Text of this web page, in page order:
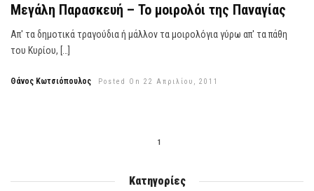
Μεγάλη Παρασκευή – Το μοιρολόι της Παναγίας
Απ' τα δημοτικά τραγούδια ή μάλλον τα μοιρολόγια γύρω απ' τα πάθη
του Κυρίου, […]
Θάνος Κωτσιόπουλος Posted On 22 Απριλίου, 2011
1
Κατηγορίες